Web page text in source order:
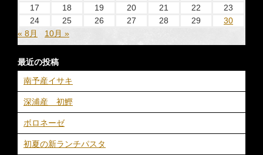
17
18 19 20 21 22
23
24
25 26 27 28 29
30
« 8月
10月 »
最近の投稿
南予産イサキ
深浦産 初鰹
ボロネーゼ
初夏の新ランチパスタ